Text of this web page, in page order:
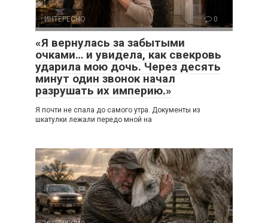
ИНТЕРЕСНО 0
«Я вернулась за забытыми
очками… и увидела, как свекровь
ударила мою дочь. Через десять
минут один звонок начал
разрушать их империю.»
Я почти не спала до самого утра. Документы из
шкатулки лежали передо мной на